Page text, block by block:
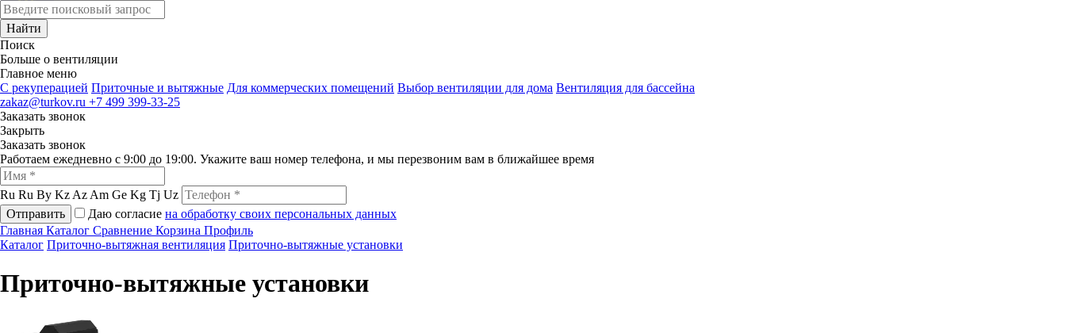
Найти
Поиск
Больше о вентиляции
Главное меню
C рекуперацией Приточные и вытяжные Для коммерческих помещений Выбор вентиляции для дома Вентиляция для бассейна
zakaz@turkov.ru +7 499 399-33-25
Заказать звонок
Закрыть
Заказать звонок
Работаем ежедневно с 9:00 до 19:00. Укажите ваш номер телефона, и мы перезвоним вам в ближайшее время
Ru Ru By Kz Az Am Ge Kg Tj Uz
Отправить
Даю согласие на обработку своих персональных данных
Главная Каталог Сравнение Корзина Профиль
Каталог Приточно-вытяжная вентиляция Приточно-вытяжные установки
Приточно-вытяжные установки